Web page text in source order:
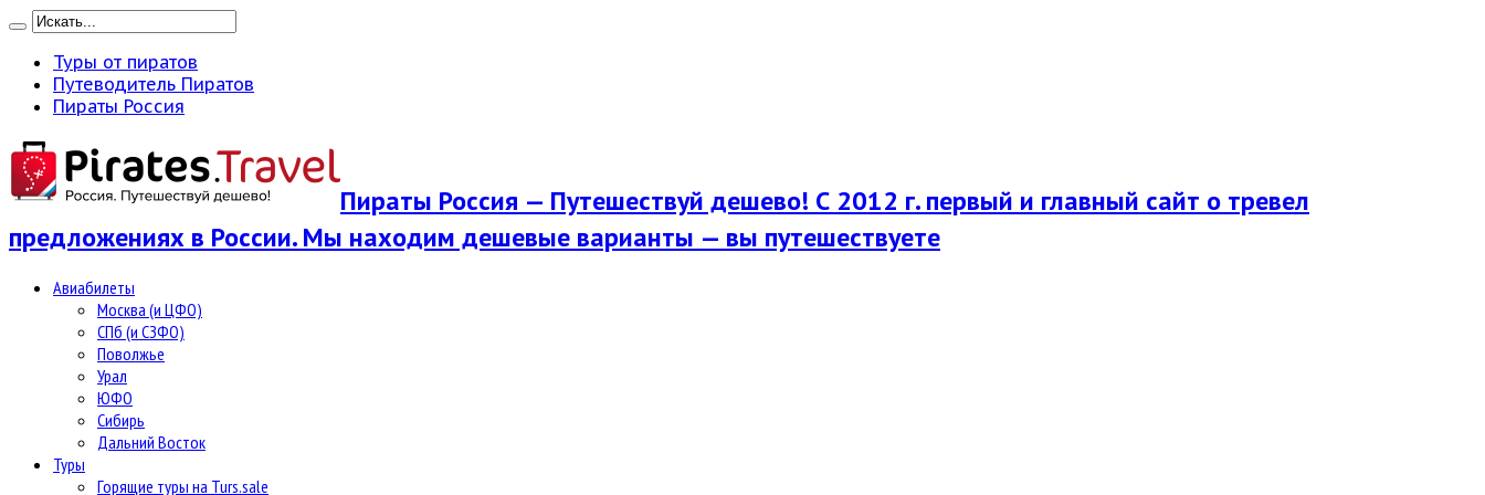
Туры от пиратов
Путеводитель Пиратов
Пираты Россия
Пираты Россия — Путешествуй дешево! С 2012 г. первый и главный сайт о тревел
предложениях в России. Мы находим дешевые варианты — вы путешествуете
Авиабилеты
Москва (и ЦФО)
СПб (и СЗФО)
Поволжье
Урал
ЮФО
Сибирь
Дальний Восток
Туры
Горящие туры на Turs.sale